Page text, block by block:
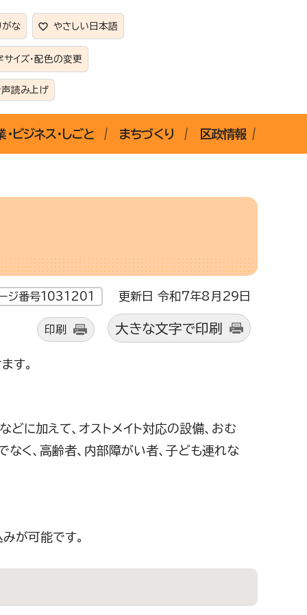
がな やさしい日本語
サイズ・配色の変更
読み上げ
・ビジネス・しごと まちづくり 区政情報
ジ番号1031201 更新日 令和7年8月29日
印刷 大きな文字で印刷
す。
どに加えて、オストメイト対応の設備、おむ
なく、高齢者、内部障がい者、子ども連れな
が可能です。